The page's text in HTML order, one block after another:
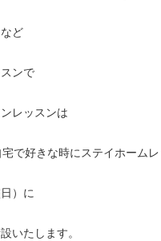
ど
ンで
レッスンは
で好きな時にステイホームレ
）に
いたします。